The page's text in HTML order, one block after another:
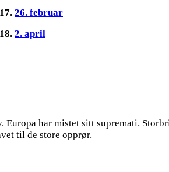
17. 26. februar
18. 2. april
har mistet sitt supremati.
til de store opprør.